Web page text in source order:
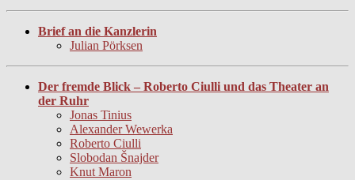
Brief an die Kanzlerin
Julian Pörksen
Der fremde Blick – Roberto Ciulli und das Theater an
der Ruhr
Jonas Tinius
Alexander Wewerka
Roberto Ciulli
Slobodan Šnajder
Knut Maron